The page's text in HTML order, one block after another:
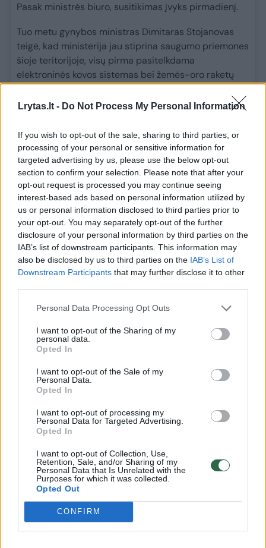
Lrytas.lt - Do Not Process My Personal Information
If you wish to opt-out of the sale, sharing to third parties, or
processing of your personal or sensitive information for
targeted advertising by us, please use the below opt-out
section to confirm your selection. Please note that after your
opt-out request is processed you may continue seeing
interest-based ads based on personal information utilized by
us or personal information disclosed to third parties prior to
your opt-out. You may separately opt-out of the further
disclosure of your personal information by third parties on the
IAB’s list of downstream participants. This information may
also be disclosed by us to third parties on the IAB’s List of
Downstream Participants that may further disclose it to other
Personal Data Processing Opt Outs
I want to opt-out of the Sharing of my
personal data.
Opted In
I want to opt-out of the Sale of my
Personal Data.
Opted In
I want to opt-out of processing my
Personal Data for Targeted Advertising.
Opted In
I want to opt-out of Collection, Use,
Retention, Sale, and/or Sharing of my
Personal Data that Is Unrelated with the
Purposes for which it was collected.
Opted Out
CONFIRM
Pasak ministrės biuro, susitikimas įvyks pirmadienį.
Tuo metu gynybos ministras Dimitaras Stojanovas
teigė, kad ministerija jau stiprina saugumo priemones
šioje teritorijoje, visų pirma pasitelkdama
elektroninės kovos sistemas bei žemės-oro raketų
„Iki liepos 31 dienos šią teritoriją saugojo „MiG-29“
atsižvelgiant į įvykius Rumunijoje, sustiprinome oro
erdvės stebėjimą, dislokuodami papildomas pajėgas
ir išteklius – ten buvo perkeltos oro gynybos
sistemos, „Cougar“ sraigtasparniai ir „Su-25“ lėktuvai.
Taip pat atitinkamuose radaro postuose buvo
dislokuotos papildomos radaro stotys“, – sakė D.
Stojanovas.
Kaip skelbta, šeštadienio, rugpjūčio 8 d., ryte iš
Rumunijos pusės į Bulgarijos oro erdvę įskrido
Ukraina Krymas S-400 Rodyti daugiau žymių
Komentuoti po šiuo straipsniu
Komentuoti gali tik Lrytas registruoti vartotojai.
Prisijunkite prie registruotų vartotojų
bendruomenės ir bendraukite komentaruose!
Rodyti komentarus